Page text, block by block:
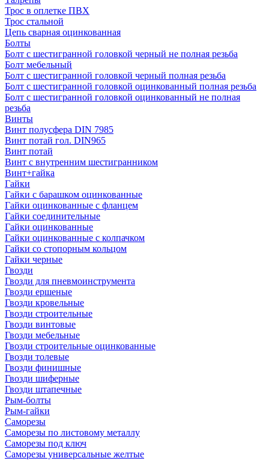
Трос в оплетке ПВХ
Трос стальной
Цепь сварная оцинкованная
Болты
Болт с шестигранной головкой черный не полная резьба
Болт мебельный
Болт с шестигранной головкой черный полная резьба
Болт с шестигранной головкой оцинкованный полная резьба
Болт с шестигранной головкой оцинкованный не полная
резьба
Винты
Винт полусфера DIN 7985
Винт потай гол. DIN965
Винт потай
Винт с внутренним шестигранником
Винт+гайка
Гайки
Гайки с барашком оцинкованные
Гайки оцинкованные с фланцем
Гайки соединительные
Гайки оцинкованные
Гайки оцинкованные с колпачком
Гайки со стопорным кольцом
Гайки черные
Гвозди
Гвозди для пневмоинструмента
Гвозди ершеные
Гвозди кровельные
Гвозди строительные
Гвозди винтовые
Гвозди мебельные
Гвозди строительные оцинкованные
Гвозди толевые
Гвозди финишные
Гвозди шиферные
Гвозди штапечные
Рым-болты
Рым-гайки
Саморезы
Саморезы по листовому металлу
Саморезы под ключ
Саморезы универсальные желтые